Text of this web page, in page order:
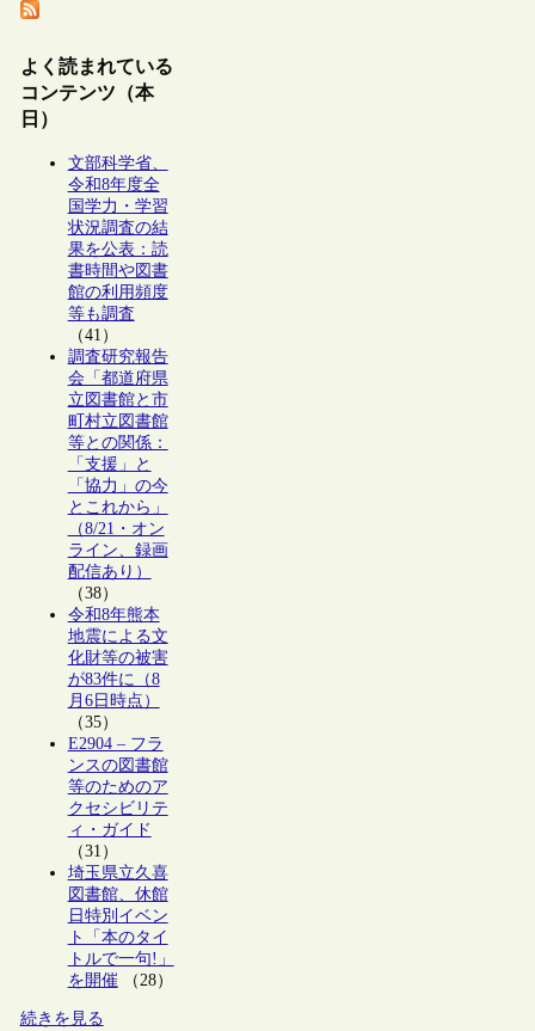
よく読まれている
コンテンツ（本
日）
文部科学省、
令和8年度全
国学力・学習
状況調査の結
果を公表：読
書時間や図書
館の利用頻度
等も調査
（41）
調査研究報告
会「都道府県
立図書館と市
町村立図書館
等との関係：
「支援」と
「協力」の今
とこれから」
（8/21・オン
ライン、録画
配信あり）
（38）
令和8年熊本
地震による文
化財等の被害
が83件に（8
月6日時点）
（35）
E2904 – フラ
ンスの図書館
等のためのア
クセシビリテ
ィ・ガイド
（31）
埼玉県立久喜
図書館、休館
日特別イベン
ト「本のタイ
トルで一句!」
を開催（28）
続きを見る